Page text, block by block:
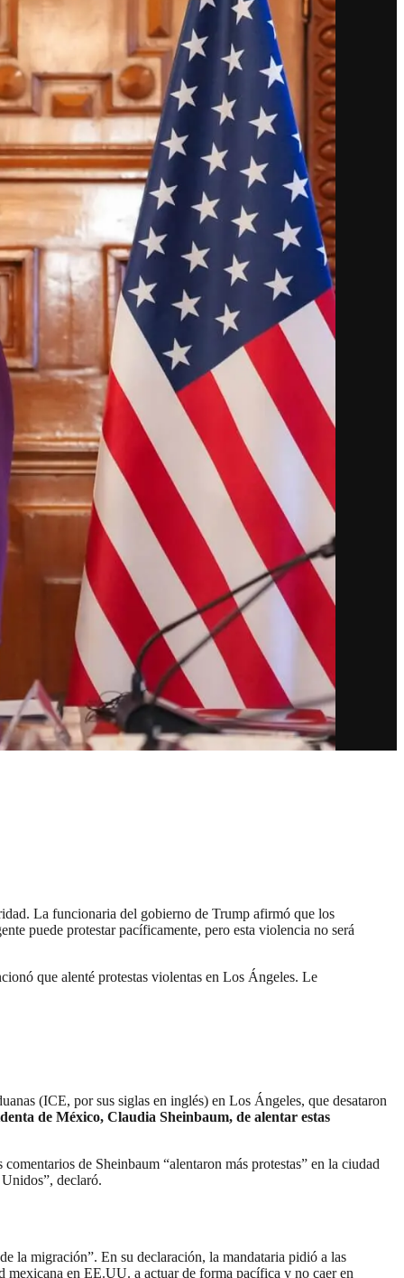
La funcionaria del gobierno de Trump afirmó que los
puede protestar pacíficamente, pero esta violencia no será
que alenté protestas violentas en Los Ángeles. Le
(ICE, por sus siglas en inglés) en Los Ángeles, que desataron
de México, Claudia Sheinbaum, de alentar estas
de Sheinbaum “alentaron más protestas” en la ciudad
declaró.
la migración”. En su declaración, la mandataria pidió a las
mexicana en EE.UU. a actuar de forma pacífica y no caer en